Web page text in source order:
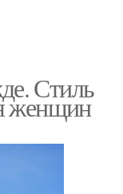
Стиль
женщин